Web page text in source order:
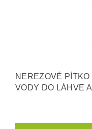
NEREZOVÉ
VODY DO LÁHVE